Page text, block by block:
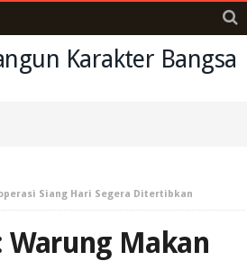
Siang Hari Segera Ditertibkan
Warung Makan